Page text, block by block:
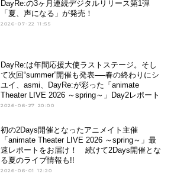
DayRe:の3ヶ月連続デジタルリリース第1弾
「夏、声になる」が発売！
2026-07-22 11:55
DayRe:は年間応援大使ラストステージ。そし
て次回“summer”開催も発表──春の終わりにシ
ユイ、asmi、DayRe:が彩った「animate
Theater LIVE 2026 ～spring～」Day2レポート
2026-06-27 20:00
初の2Days開催となったアニメイト主催
「animate Theater LIVE 2026 ～spring～」最
速レポートをお届け！ 続けて2Days開催とな
る夏のライブ情報も!!
2026-06-01 12:20